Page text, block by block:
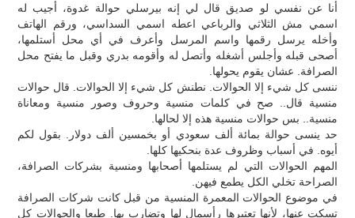
أنا عن نفسي لو صديق قال لي إنه بيرسلي حوالة غدوة، أجيب له
اسمي مش الثلاثي والرباعي اعطه اسمي السداسي، ورقم الهاتف
وأخله يرسل رقمها واسم المرسل وأعرف في أي محل أستلمها،
أصحى قبله وأجلس أشغله وأتصل له وأقومه بدري وقبل ما يفتح محل
الصرافة. عشان يقوم يحولها.
ننسى كل شيء إلا الحوالات. نطنش كل شيء إلا الحوالات. قال حوالات
منسية قال.. صح في كلمات منسية وحروف وصور منسية ومعاناة
منسية.. بس حوالات منسية هذه إلا لحالها.
حد ينسى حوالة بمائة ألف سعودي أو بخمسين ألف دولار. بقول لكم
أيوه. في أسباب وظروف عدة بنحكيها كلها.
المهم الحوالات التي لم يستلمها أصحابها ومنسية بشركات الصرافة،
الصراحة تخلي الكل يطمع فيهن.
في موضوع الحوالات المعمرة المنسية من قبل كانت شركات الصرافة
تسكت عنها، لأنها تعتبرها رأسمال لها وتضارب بها. طبعا والحوالات كل